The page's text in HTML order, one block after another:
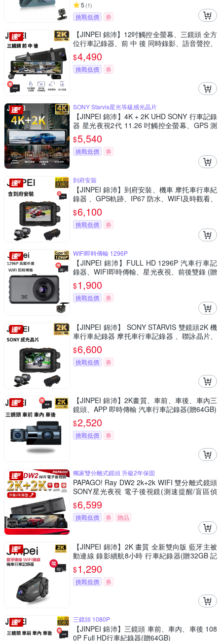
5 (1)
挑戰低價 券
【JINPEI 錦沛】12吋觸控全螢幕、三鏡頭 全方
位行車記錄器、前 中 後 同時錄影、語音聲控、
測速功能 (贈64GB)
$4,490
挑戰低價 券
SONY Starvis星光等級感光晶片
【JINPEI 錦沛】4K + 2K UHD SONY 行車記錄
器 星光夜視2代 11.26 吋觸控全螢幕、GPS 測
速 (贈64GB)JD-11BS-4K
$5,540
挑戰低價 券
到府安裝
【JINPEI 錦沛】到府安裝、機車 摩托車行車紀
錄器 、GPS軌跡、IP67 防水、WIFI及時觀看、
雙鏡頭1080P 贈64GB (JD-06BM-V)
$6,100
挑戰低價 券
WIFI即時傳輸 1296P
【JINPEI 錦沛】FULL HD 1296P 汽車行車記
錄器、WIFI即時傳輸、星光夜視、前後雙錄 (贈
64GB 記憶卡)
$1,900
挑戰低價 券
【JINPEI 錦沛】 SONY STARVIS 雙鏡頭2K 機
車行車紀錄器 摩托車行車記錄器 、聯詠晶片、
贈64GB (JD-06BM-2K)
$6,600
挑戰低價 券
【JINPEI 錦沛】2K畫質、車前、車後、車內三
鏡頭、APP 即時傳輸 汽車行車記錄器(贈64GB)
$2,520
挑戰低價 券
獨家雙分離式鏡頭 升級2年保固
PAPAGO! Ray DW2 2k+2k WIFI 雙分離式鏡頭
SONY星光夜視 電子後視鏡(測速提醒/盲區偵
測/OTA即時更新)
$6,599
挑戰低價 券 贈品
【JINPEI 錦沛】2K 畫質 全新雙向版 藍牙主被
動連線 錄影續航8小時 行車紀錄器(贈32GB 記
憶卡) 型號: JD-05BM-Pro
$1,290
挑戰低價 券
三鏡頭 1080P
【JINPEI 錦沛】三鏡頭 車前、車內、車後 108
0P Full HD行車紀錄器(贈64GB)